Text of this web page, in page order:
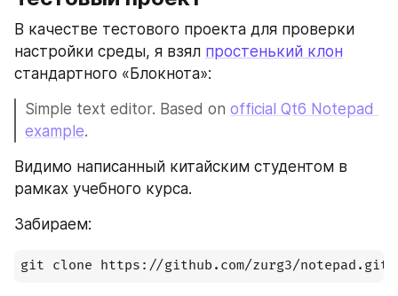
В качестве тестового проекта для проверки
настройки среды, я взял простенький клон
стандартного «Блокнота»:
Simple text editor. Based on official Qt6 Notepad
example.
Видимо написанный китайским студентом в
рамках учебного курса.
Забираем:
git clone https://github.com/zurg3/notepad.git